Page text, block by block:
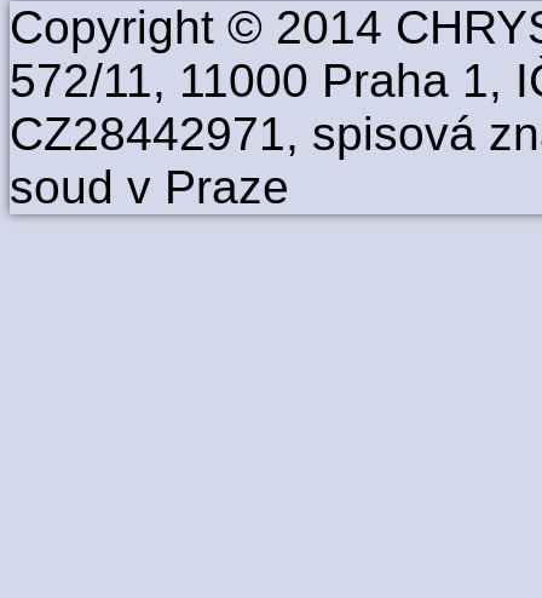
Copyright © 2014
572/11, 11000 Praha 1,
CZ28442971, spisová
soud v Praze